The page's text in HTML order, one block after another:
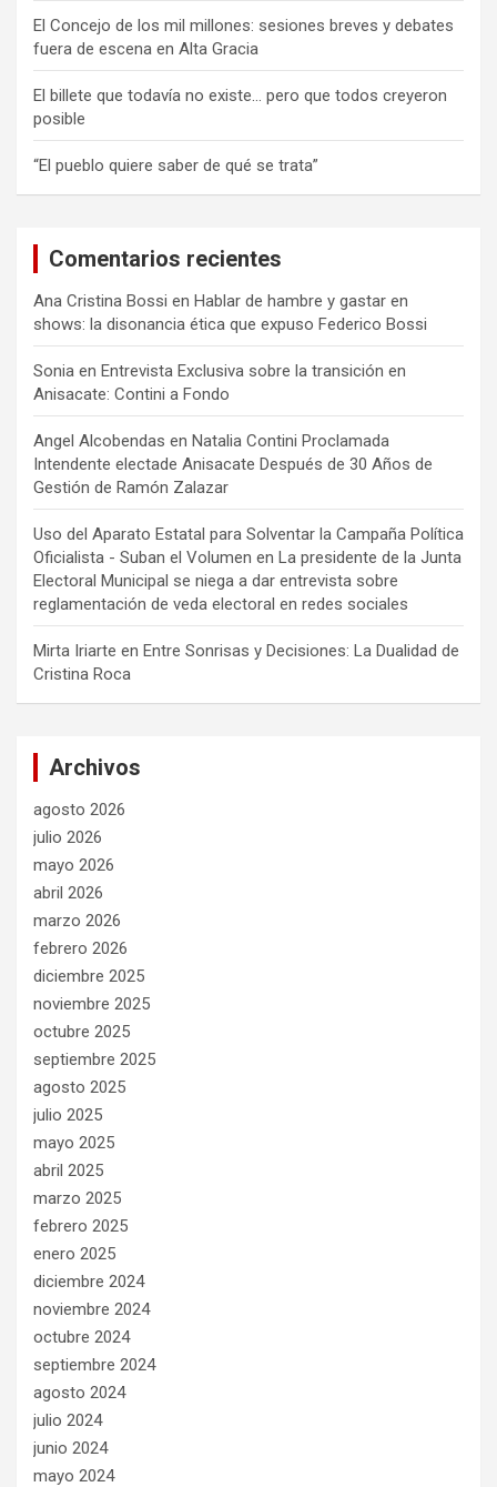
El Concejo de los mil millones: sesiones breves y debates
fuera de escena en Alta Gracia
El billete que todavía no existe… pero que todos creyeron
posible
“El pueblo quiere saber de qué se trata”
Comentarios recientes
Ana Cristina Bossi en Hablar de hambre y gastar en
shows: la disonancia ética que expuso Federico Bossi
Sonia en Entrevista Exclusiva sobre la transición en
Anisacate: Contini a Fondo
Angel Alcobendas en Natalia Contini Proclamada
Intendente electade Anisacate Después de 30 Años de
Gestión de Ramón Zalazar
Uso del Aparato Estatal para Solventar la Campaña Política
Oficialista - Suban el Volumen en La presidente de la Junta
Electoral Municipal se niega a dar entrevista sobre
reglamentación de veda electoral en redes sociales
Mirta Iriarte en Entre Sonrisas y Decisiones: La Dualidad de
Cristina Roca
Archivos
agosto 2026
julio 2026
mayo 2026
abril 2026
marzo 2026
febrero 2026
diciembre 2025
noviembre 2025
octubre 2025
septiembre 2025
agosto 2025
julio 2025
mayo 2025
abril 2025
marzo 2025
febrero 2025
enero 2025
diciembre 2024
noviembre 2024
octubre 2024
septiembre 2024
agosto 2024
julio 2024
junio 2024
mayo 2024